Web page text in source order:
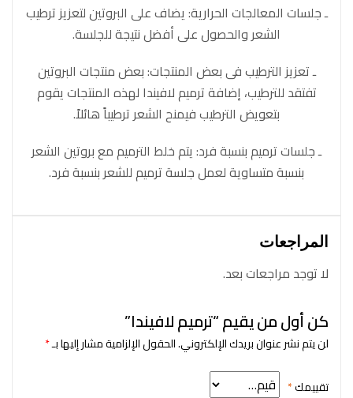
ـ جلسات المعالجات الحرارية: يضاف على البروتين لتعزيز ترطيب
الشعر والحصول على أفضل نتيجة للجلسة.
ـ تعزيز الترطيب فى بعض المنتجات: بعض منتجات البروتين
تفتقد للترطيب، إضافة ترميم لافيندا لهذه المنتجات يقوم
بتعويض الترطيب فيمنح الشعر ترطيباً هائلاً.
ـ جلسات ترميم بنسبة فرد: يتم خلط الترميم مع بروتين الشعر
بنسبة متساوية لعمل جلسة ترميم للشعر بنسبة فرد.
المراجعات
لا توجد مراجعات بعد.
كن أول من يقيم “ترميم لافيندا”
لن يتم نشر عنوان بريدك الإلكتروني.الحقول الإلزامية مشار إليها بـ*
تقييمك*